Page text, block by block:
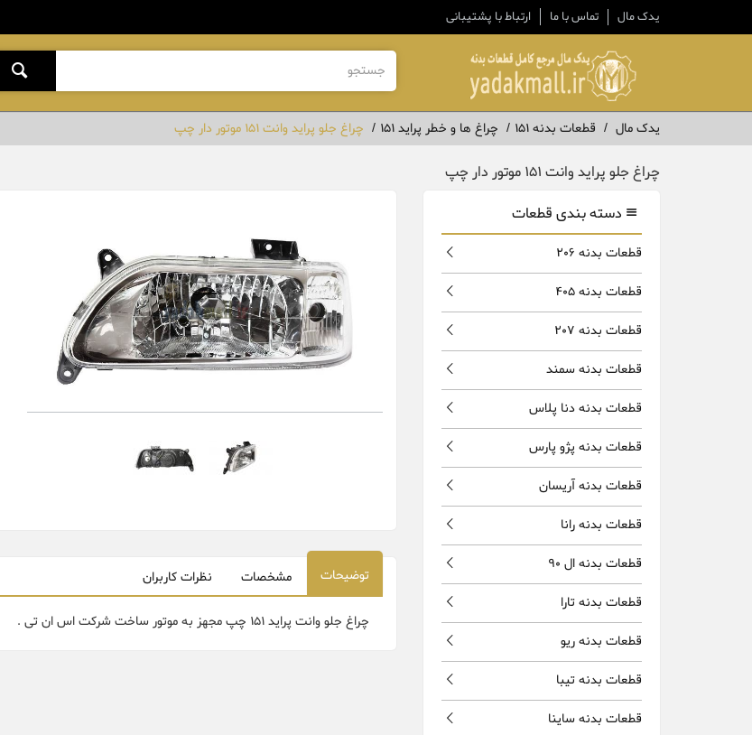
یدک مال تماس با ما ارتباط با پشتیبانی
یدک مال قطعات بدنه 151 چراغ ها و خطر پراید 151 چراغ جلو پراید وانت 151 موتور دار چپ
چراغ جلو پراید وانت 151 موتور دار چپ
توضیحات مشخصات نظرات کاربران
چراغ جلو وانت پراید 151 چپ مجهز به موتور ساخت شرکت اس ان تی .
دسته بندی قطعات
قطعات بدنه 206
قطعات بدنه 405
قطعات بدنه 207
قطعات بدنه سمند
قطعات بدنه دنا پلاس
قطعات بدنه پژو پارس
قطعات بدنه آریسان
قطعات بدنه رانا
قطعات بدنه ال 90
قطعات بدنه تارا
قطعات بدنه ریو
قطعات بدنه تیبا
قطعات بدنه ساینا